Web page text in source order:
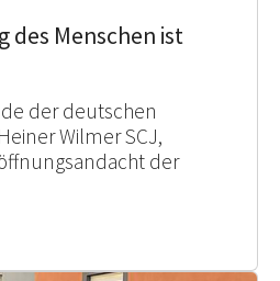
des Menschen ist
der deutschen
Wilmer SCJ,
der